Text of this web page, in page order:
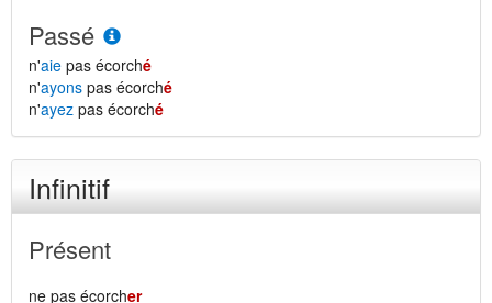
Passé
n'aie pas écorché
n'ayons pas écorché
n'ayez pas écorché
Infinitif
Présent
ne pas écorcher